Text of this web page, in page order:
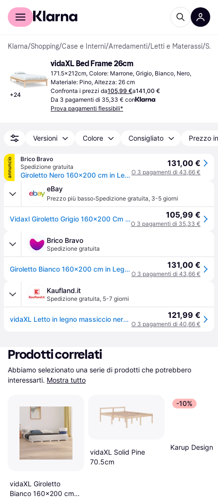
Per il tuo shopping
Klarna/Shopping/Case e Interni/Arredamenti/Letti e Materassi/ Strutture letto
+24
vidaXL Bed Frame 26cm
171.5x212cm, Colore: Marrone, Grigio, Bianco, Nero,
Materiale: Pino, Altezza: 26 cm
Confronta i prezzi da105,99 €a141,00 €
Da 3 pagamenti di 35,33 € con
Prova pagamenti flessibili*
Versioni Colore Consigliato Prezzo
annuncio
Brico Bravo
Spedizione gratuita
Giroletto Nero 160x200 cm in Legno Massello di Pino
131,00 €
O 3 pagamenti di 43,66 €
eBay
Prezzo più basso·Spedizione gratuita, 3-5 giorni
Vidaxl Giroletto Grigio 160x200 Cm In Legno Massello Di Pino 105,99 €
O 3 pagamenti di 35,33 €
Brico Bravo
Spedizione gratuita
Giroletto Bianco 160x200 cm in Legno Massello di Pino 131,00 €
O 3 pagamenti di 43,66 €
Kaufland.it
Spedizione gratuita, 5-7 giorni
vidaXL Letto in legno massiccio nero 160x200 cm pino 121,99 €
O 3 pagamenti di 40,66 €
Prodotti correlati
Abbiamo selezionato una serie di prodotti che potrebbero
interessarti. Mostra tutto
vidaXL Giroletto
Bianco 160x200 cm
vidaXL Solid Pine
70.5cm
-10%
Karup Design